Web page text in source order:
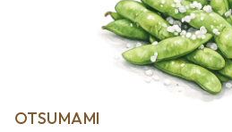
OTSUMAMI